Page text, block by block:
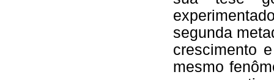
segunda
crescimento
mesmo